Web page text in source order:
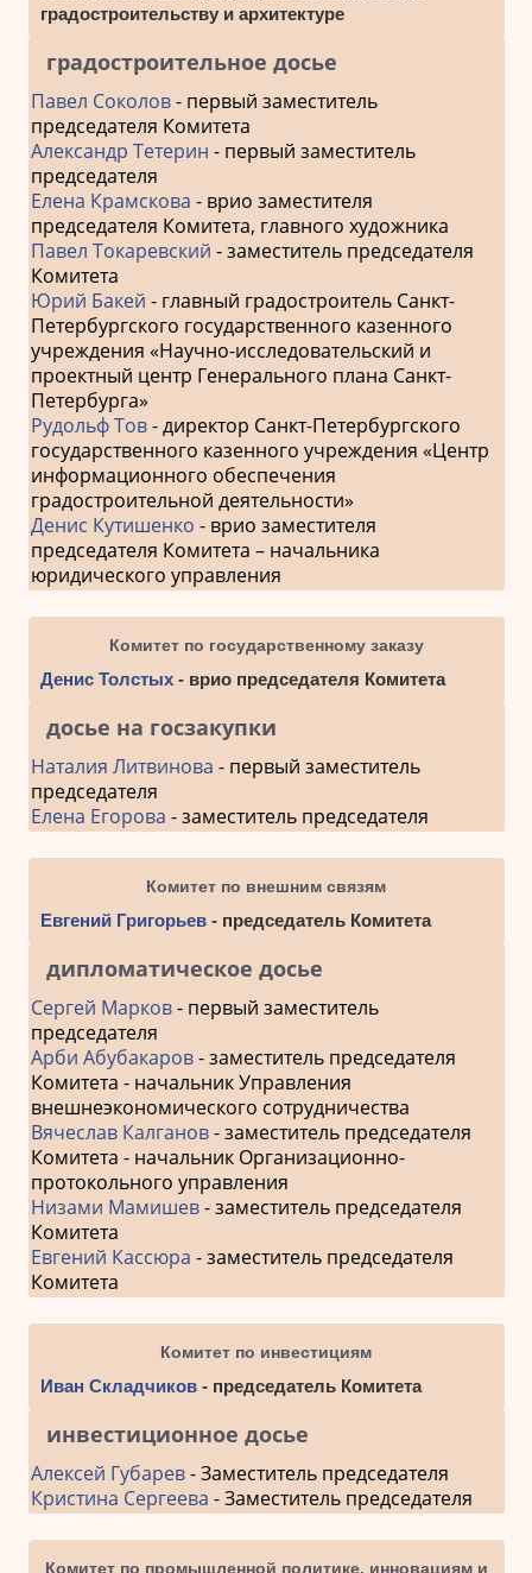
градостроительству и архитектуре
градостроительное досье
Павел Соколов- первый заместитель
председателя Комитета
Александр Тетерин - первый заместитель
председателя
Елена Крамскова - врио заместителя
председателя Комитета, главного художника
Павел Токаревский - заместитель председателя
Комитета
Юрий Бакей - главный градостроитель Санкт-
Петербургского государственного казенного
учреждения «Научно-исследовательский и
проектный центр Генерального плана Санкт-
Петербурга»
Рудольф Тов- директор Санкт-Петербургского
государственного казенного учреждения «Центр
информационного обеспечения
градостроительной деятельности»
Денис Кутишенко - врио заместителя
председателя Комитета – начальника
юридического управления
Комитет по государственному заказу
Денис Толстых- врио председателя Комитета
досье на госзакупки
Наталия Литвинова - первый заместитель
председателя
Елена Егорова - заместитель председателя
Комитет по внешним связям
Евгений Григорьев- председатель Комитета
дипломатическое досье
Сергей Марков- первый заместитель
председателя
Арби Абубакаров- заместитель председателя
Комитета - начальник Управления
внешнеэкономического сотрудничества
Вячеслав Калганов- заместитель председателя
Комитета - начальник Организационно-
протокольного управления
Низами Мамишев- заместитель председателя
Комитета
Евгений Кассюра - заместитель председателя
Комитета
Комитет по инвестициям
Иван Складчиков- председатель Комитета
инвестиционное досье
Алексей Губарев- Заместитель председателя
Кристина Сергеева - Заместитель председателя
Комитет по промышленной политике, инновациям и